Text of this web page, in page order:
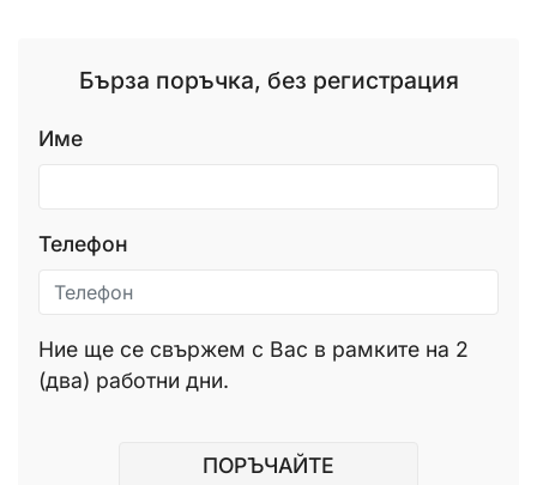
Бърза поръчка, без регистрация
Име
Телефон
Ние ще се свържем с Вас в рамките на 2
(два) работни дни.
ПОРЪЧАЙТЕ